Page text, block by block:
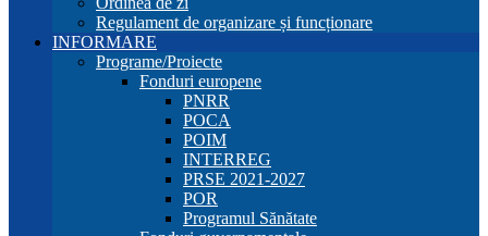
Regulament de organizare și funcționare
INFORMARE
Programe/Proiecte
Fonduri europene
PNRR
POCA
POIM
INTERREG
PRSE 2021-2027
POR
Programul Sănătate